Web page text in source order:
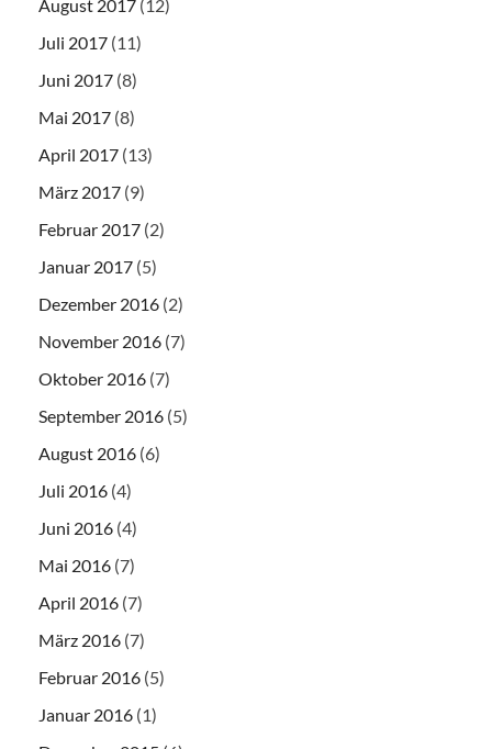
August 2017 (12)
Juli 2017 (11)
Juni 2017 (8)
Mai 2017 (8)
April 2017 (13)
März 2017 (9)
Februar 2017 (2)
Januar 2017 (5)
Dezember 2016 (2)
November 2016 (7)
Oktober 2016 (7)
September 2016 (5)
August 2016 (6)
Juli 2016 (4)
Juni 2016 (4)
Mai 2016 (7)
April 2016 (7)
März 2016 (7)
Februar 2016 (5)
Januar 2016 (1)